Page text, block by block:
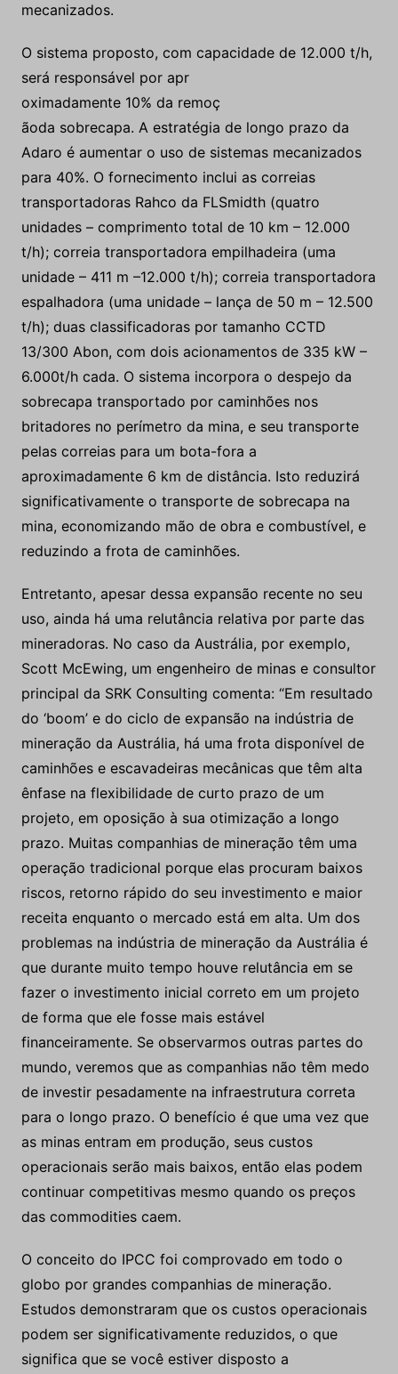
mecanizados.
O sistema proposto, com capacidade de 12.000 t/h,
será responsável por apr
oximadamente 10% da remoç
ãoda sobrecapa. A estratégia de longo prazo da
Adaro é aumentar o uso de sistemas mecanizados
para 40%. O fornecimento inclui as correias
transportadoras Rahco da FLSmidth (quatro
unidades – comprimento total de 10 km – 12.000
t/h); correia transportadora empilhadeira (uma
unidade – 411 m –12.000 t/h); correia transportadora
espalhadora (uma unidade – lança de 50 m – 12.500
t/h); duas classificadoras por tamanho CCTD
13/300 Abon, com dois acionamentos de 335 kW –
6.000t/h cada. O sistema incorpora o despejo da
sobrecapa transportado por caminhões nos
britadores no perímetro da mina, e seu transporte
pelas correias para um bota-fora a
aproximadamente 6 km de distância. Isto reduzirá
significativamente o transporte de sobrecapa na
mina, economizando mão de obra e combustível, e
reduzindo a frota de caminhões.
Entretanto, apesar dessa expansão recente no seu
uso, ainda há uma relutância relativa por parte das
mineradoras. No caso da Austrália, por exemplo,
Scott McEwing, um engenheiro de minas e consultor
principal da SRK Consulting comenta: “Em resultado
do ‘boom’ e do ciclo de expansão na indústria de
mineração da Austrália, há uma frota disponível de
caminhões e escavadeiras mecânicas que têm alta
ênfase na flexibilidade de curto prazo de um
projeto, em oposição à sua otimização a longo
prazo. Muitas companhias de mineração têm uma
operação tradicional porque elas procuram baixos
riscos, retorno rápido do seu investimento e maior
receita enquanto o mercado está em alta. Um dos
problemas na indústria de mineração da Austrália é
que durante muito tempo houve relutância em se
fazer o investimento inicial correto em um projeto
de forma que ele fosse mais estável
financeiramente. Se observarmos outras partes do
mundo, veremos que as companhias não têm medo
de investir pesadamente na infraestrutura correta
para o longo prazo. O benefício é que uma vez que
as minas entram em produção, seus custos
operacionais serão mais baixos, então elas podem
continuar competitivas mesmo quando os preços
das commodities caem.
O conceito do IPCC foi comprovado em todo o
globo por grandes companhias de mineração.
Estudos demonstraram que os custos operacionais
podem ser significativamente reduzidos, o que
significa que se você estiver disposto a